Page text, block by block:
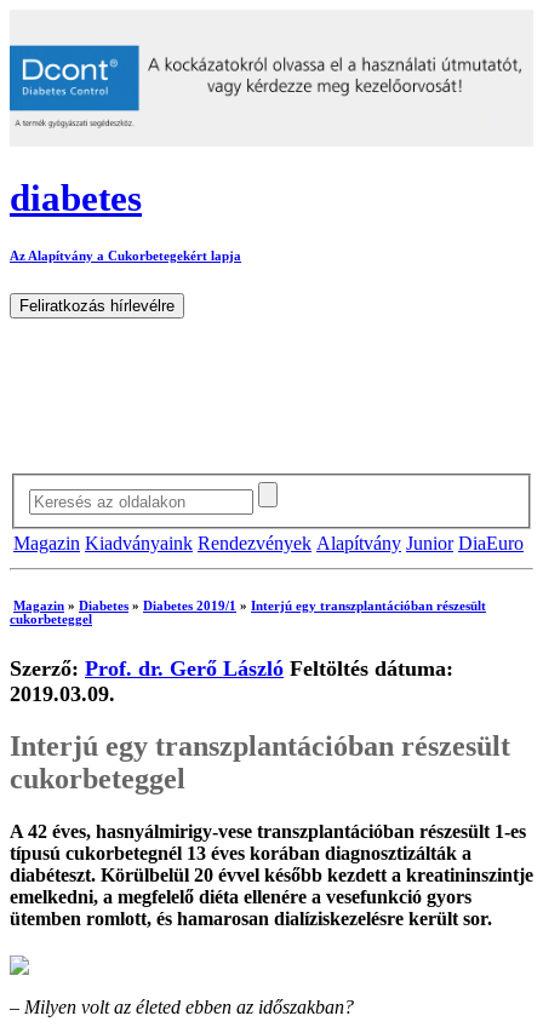
diabetes
Az Alapítvány a Cukorbetegekért lapja
Magazin Kiadványaink Rendezvények Alapítvány Junior DiaEuro
Magazin » Diabetes » Diabetes 2019/1 » Interjú egy transzplantációban részesült
cukorbeteggel
Szerző: Prof. dr. Gerő László Feltöltés dátuma:
2019.03.09.
Interjú egy transzplantációban részesült
cukorbeteggel
A 42 éves, hasnyálmirigy-vese transzplantációban részesült 1-es
típusú cukorbetegnél 13 éves korában diagnosztizálták a
diabéteszt. Körülbelül 20 évvel később kezdett a kreatininszintje
emelkedni, a megfelelő diéta ellenére a vesefunkció gyors
ütemben romlott, és hamarosan dialíziskezelésre került sor.
– Milyen volt az életed ebben az időszakban?